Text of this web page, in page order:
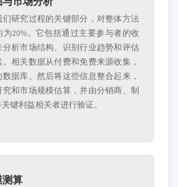
研究过程的关键部分，对整体方法
20%。它包括通过主要参与者的收
分析市场结构、识别行业趋势和评估
相关数据从付费和免费来源收集，
据库。然后将这些信息整合起来，
究和市场规模估算，并由分销商、制
键利益相关者进行验证。
测算